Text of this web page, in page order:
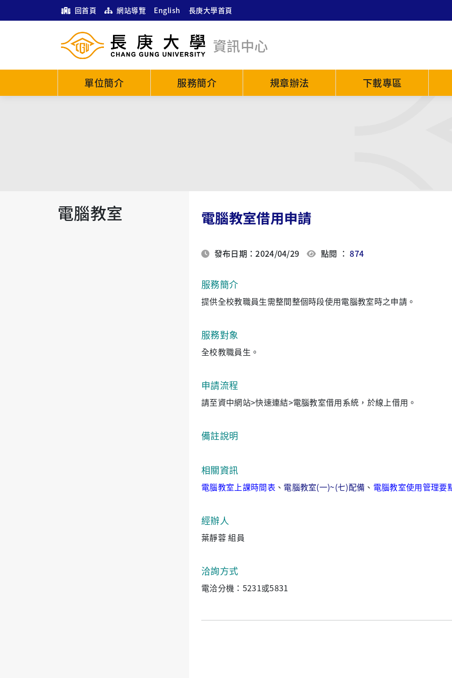
回首頁 網站導覽 English 長庚大學首頁
資訊中心
單位簡介 服務簡介 規章辦法 下載專區
電腦教室 電腦教室借用申請
發布日期：2024/04/29 點閱 ：874
服務簡介
提供全校教職員生需整間整個時段使用電腦教室時之申請。
服務對象
全校教職員生。
申請流程
請至資中網站>快速連結>電腦教室借用系統，於線上借用。
備註說明
相關資訊
電腦教室上課時間表 、 電腦教室(一)~(七)配備 、 電腦教室使用管理要
經辦人
葉靜蓉 組員
洽詢方式
電洽分機：5231或5831